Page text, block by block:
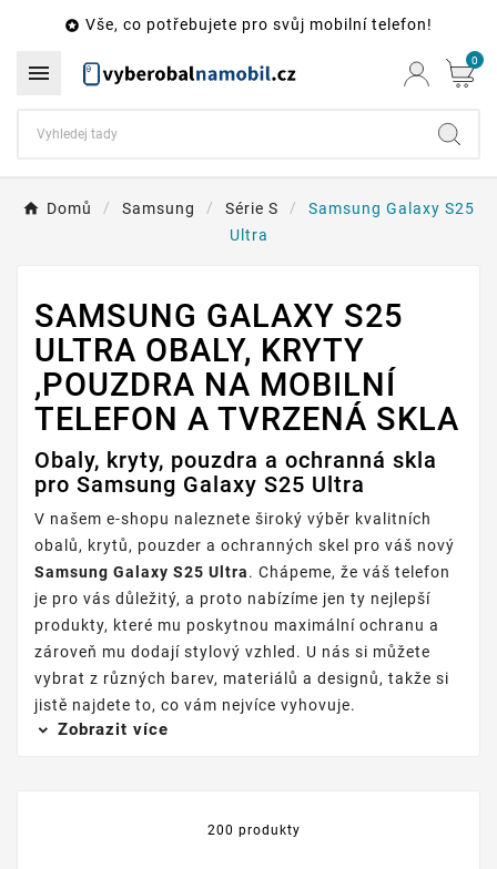
 Vše, co potřebujete pro svůj mobilní telefon!
 0
Domů Samsung Série S
Samsung Galaxy S25
Ultra
SAMSUNG GALAXY S25
ULTRA OBALY, KRYTY
,POUZDRA NA MOBILNÍ
TELEFON A TVRZENÁ SKLA
Obaly, kryty, pouzdra a ochranná skla
pro Samsung Galaxy S25 Ultra
V našem e-shopu naleznete široký výběr kvalitních
obalů, krytů, pouzder a ochranných skel pro váš nový
Samsung Galaxy S25 Ultra. Chápeme, že váš telefon
je pro vás důležitý, a proto nabízíme jen ty nejlepší
produkty, které mu poskytnou maximální ochranu a
zároveň mu dodají stylový vzhled. U nás si můžete
vybrat z různých barev, materiálů a designů, takže si
jistě najdete to, co vám nejvíce vyhovuje.
Zobrazit více
200 produkty